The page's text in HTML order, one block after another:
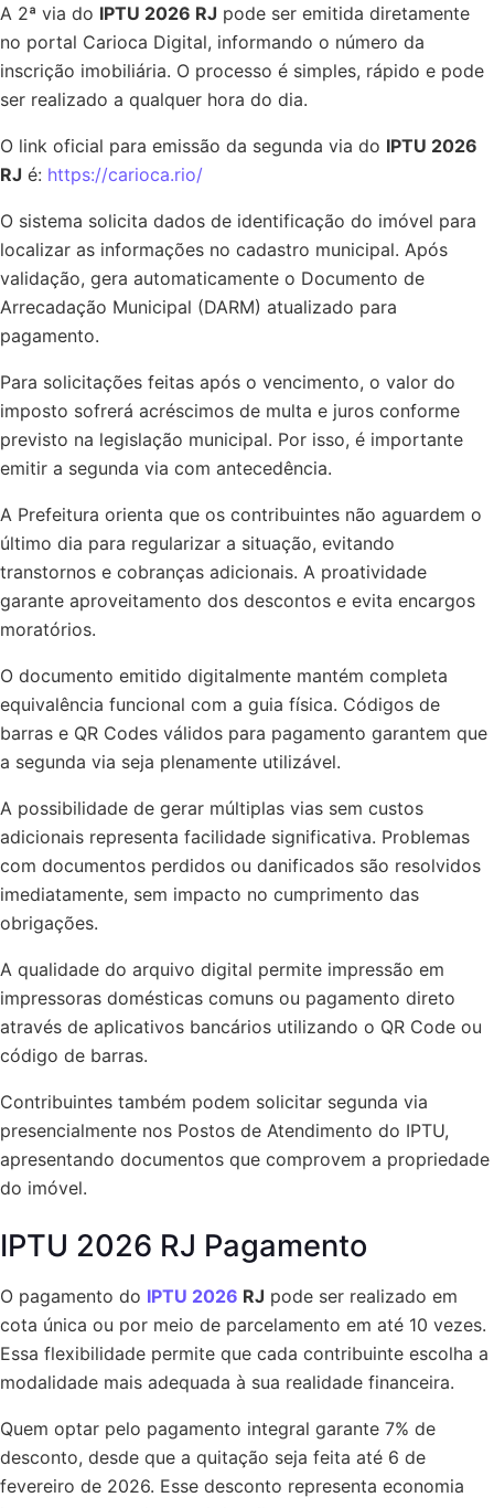
A 2ª via do IPTU 2026 RJ pode ser emitida diretamente
no portal Carioca Digital, informando o número da
inscrição imobiliária. O processo é simples, rápido e pode
ser realizado a qualquer hora do dia.
O link oficial para emissão da segunda via do IPTU 2026
RJ é: https://carioca.rio/
O sistema solicita dados de identificação do imóvel para
localizar as informações no cadastro municipal. Após
validação, gera automaticamente o Documento de
Arrecadação Municipal (DARM) atualizado para
pagamento.
Para solicitações feitas após o vencimento, o valor do
imposto sofrerá acréscimos de multa e juros conforme
previsto na legislação municipal. Por isso, é importante
emitir a segunda via com antecedência.
A Prefeitura orienta que os contribuintes não aguardem o
último dia para regularizar a situação, evitando
transtornos e cobranças adicionais. A proatividade
garante aproveitamento dos descontos e evita encargos
moratórios.
O documento emitido digitalmente mantém completa
equivalência funcional com a guia física. Códigos de
barras e QR Codes válidos para pagamento garantem que
a segunda via seja plenamente utilizável.
A possibilidade de gerar múltiplas vias sem custos
adicionais representa facilidade significativa. Problemas
com documentos perdidos ou danificados são resolvidos
imediatamente, sem impacto no cumprimento das
obrigações.
A qualidade do arquivo digital permite impressão em
impressoras domésticas comuns ou pagamento direto
através de aplicativos bancários utilizando o QR Code ou
código de barras.
Contribuintes também podem solicitar segunda via
presencialmente nos Postos de Atendimento do IPTU,
apresentando documentos que comprovem a propriedade
do imóvel.
IPTU 2026 RJ Pagamento
O pagamento do IPTU 2026 RJ pode ser realizado em
cota única ou por meio de parcelamento em até 10 vezes.
Essa flexibilidade permite que cada contribuinte escolha a
modalidade mais adequada à sua realidade financeira.
Quem optar pelo pagamento integral garante 7% de
desconto, desde que a quitação seja feita até 6 de
fevereiro de 2026. Esse desconto representa economia